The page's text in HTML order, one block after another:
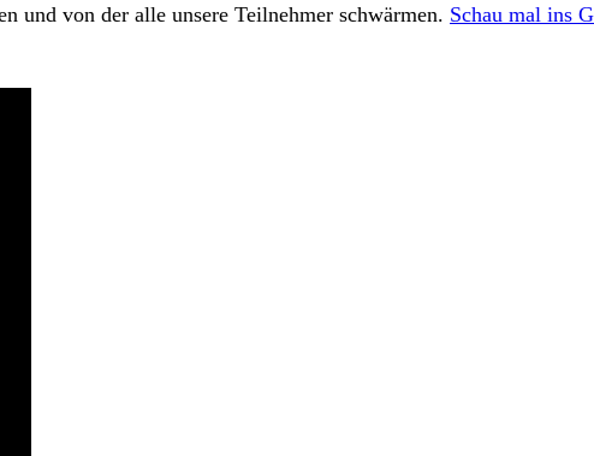
und von der alle unsere Teilnehmer schwärmen. Schau mal ins